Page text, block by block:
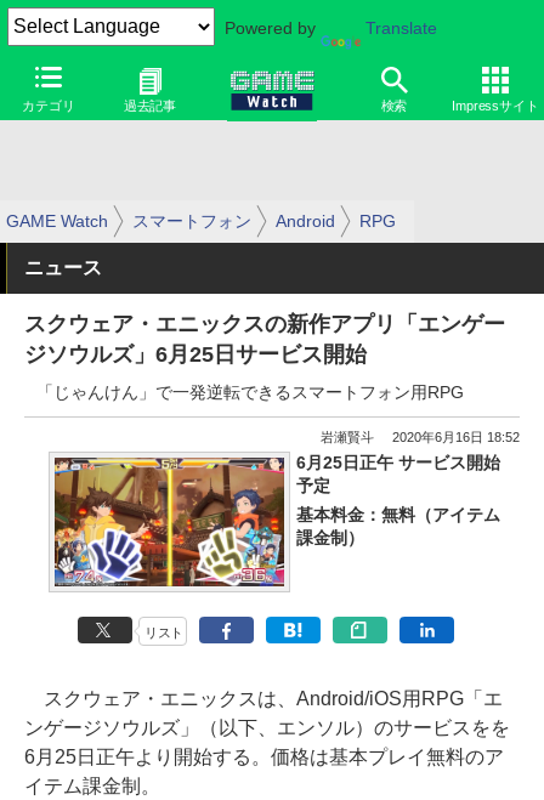
Powered by Translate
カテゴリ 過去記事 検索 Impressサイト
GAME Watch スマートフォン Android RPG
ニュース
スクウェア・エニックスの新作アプリ「エンゲー
ジソウルズ」6月25日サービス開始
「じゃんけん」で一発逆転できるスマートフォン用RPG
岩瀬賢斗 2020年6月16日 18:52
6月25日正午 サービス開始
予定
基本料金：無料（アイテム
課金制）
リスト
スクウェア・エニックスは、Android/iOS用RPG「エ
ンゲージソウルズ」（以下、エンソル）のサービスをを
6月25日正午より開始する。価格は基本プレイ無料のア
イテム課金制。